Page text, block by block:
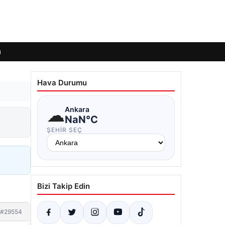
#29554
Hava Durumu
☁Ankara
NaN°C
ŞEHIR SEÇ
Bizi Takip Edin